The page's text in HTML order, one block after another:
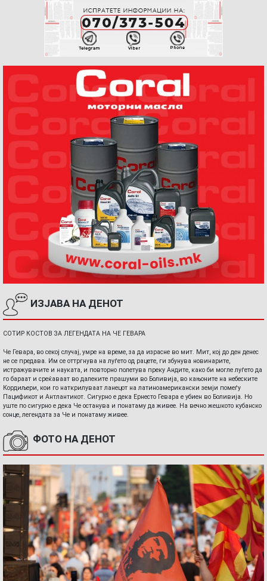
ИЗЈАВА НА ДЕНОТ
СОТИР КОСТОВ ЗА ЛЕГЕНДАТА НА ЧЕ ГЕВАРА
Че Гевара, во секој случај, умре на време, за да израсне во мит. Мит, кој до ден денес
не се предава. Им се оттргнува на луѓето од рацете, ги збунува новинарите,
истражувачите и науката, и повторно полетува преку Андите, како би могле луѓето да
го бараат и среќаваат во далеките прашуми во Боливија, во кањоните на небеските
Кордиљери, кои го наткрилуваат ланецот на латиноамерикански земји помеѓу
Пацификот и Антлантикот. Сигурно е дека Ернесто Гевара е убиен во Боливија. Но
уште по сигурно е дека Че останува и понатаму да живее. На вечно жешкото кубанско
сонце, легендата за Че и понатаму живее.
ФОТО НА ДЕНОТ